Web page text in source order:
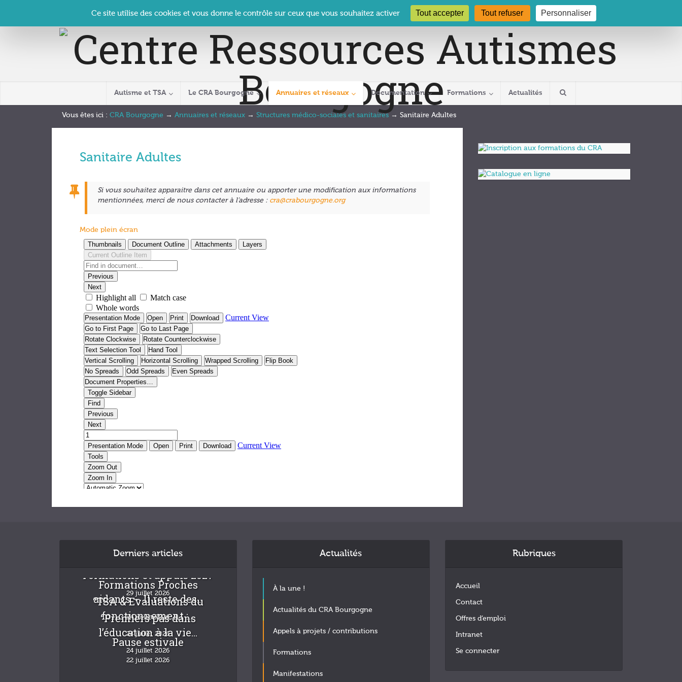
Contact Se connecter | CRA Bourgogne – Le Clos des Présidents – 19-21 rue Coty – 21 000 DIJON cra@crabourgogne.org 03 80 29 54 19
Autisme et TSA Le CRA Bourgogne Annuaires et réseaux Documentation Formations Actualités
Vous êtes ici : CRA Bourgogne → Annuaires et réseaux → Structures médico-sociales et sanitaires → Sanitaire Adultes
Sanitaire Adultes
Si vous souhaitez apparaitre dans cet annuaire ou apporter une modification aux informations
mentionnées, merci de nous contacter à l’adresse : cra@crabourgogne.org
Mode plein écran
Derniers articles
Formations et appuis 2027
29 juillet 2026
Formations Proches
aidants – Il reste des...
24 juillet 2026
“TSA & Evaluations du
fonctionnement :...
24 juillet 2026
“Premiers pas dans
l’éducation à la vie...
24 juillet 2026
Pause estivale
22 juillet 2026
Actualités
À la une !
Actualités du CRA Bourgogne
Appels à projets / contributions
Formations
Manifestations
Rubriques
Accueil
Contact
Offres d’emploi
Intranet
Se connecter
Ce site utilise des cookies et vous donne le contrôle sur ceux que vous souhaitez activer Tout accepter Tout refuser Personnaliser